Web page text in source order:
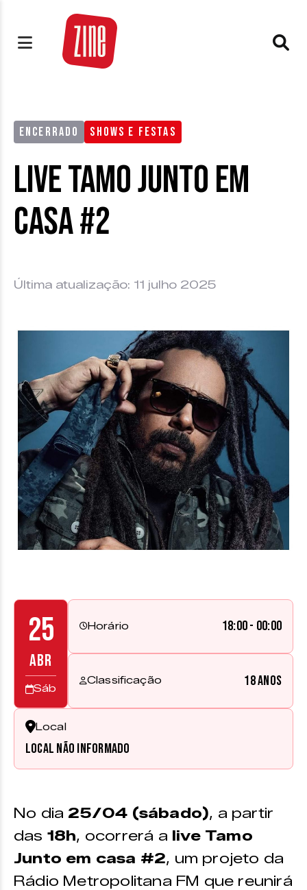
ENCERRADO SHOWS E FESTAS
Live Tamo Junto em
Casa #2
Última atualização: 11 julho 2025
25
ABR
Sáb
Horário 18:00 - 00:00
Classificação 18 anos
Local
Local não informado
No dia 25/04 (sábado), a partir
das 18h, ocorrerá a live Tamo
Junto em casa #2, um projeto da
Rádio Metropolitana FM que reunirá